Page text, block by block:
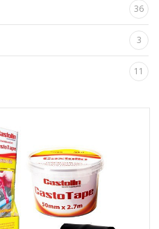
36
3
11